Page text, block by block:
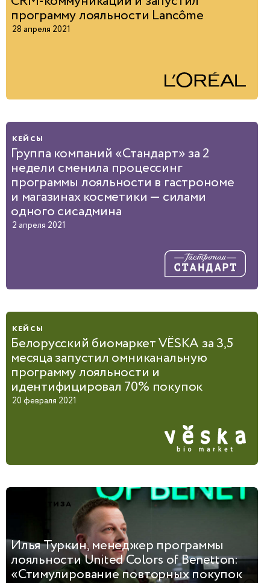
программу лояльности Lancôme
28 апреля 2021
кейсы
Группа компаний «Стандарт» за 2
недели сменила процессинг
программы лояльности в гастрономе
и магазинах косметики — силами
одного сисадмина
2 апреля 2021
кейсы
Белорусский биомаркет VЁSKA за 3,5
месяца запустил омниканальную
программу лояльности и
идентифицировал 70% покупок
20 февраля 2021
экспертиза
Илья Туркин, менеджер программы
лояльности United Colors of Benetton:
«Стимулирование повторных покупок